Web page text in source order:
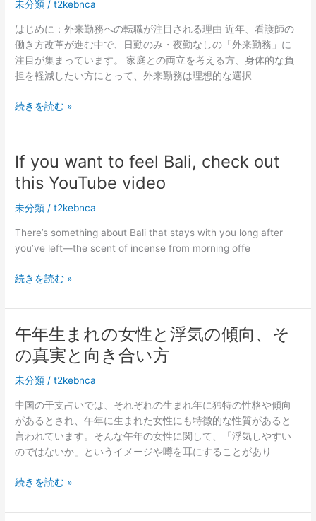
代
性
が
選
ぶ“素
美
ァ
ン
デ”の
秘
ミ
失
敗
し
な
安
き
る
業
者
見
抜
完
イ
未分類 /t2kebnca
はじめに：外来勤務への転職が注目される理由 近年、看護師の
働き方改革が進む中で、日勤のみ・夜勤なしの「外来勤務」に
注目が集まっています。 家庭との両立を考える方、身体的な負
担を軽減したい方にとって、外来勤務は理想的な選択
【2025
版】
来
勤
に
転
職
た
看
師
必
メ
リ
ッ
ト・
求
探
の
続きを読む »
If you want to feel Bali, check out
this YouTube video
未分類 /t2kebnca
There’s something about Bali that stays with you long after
you’ve left—the scent of incense from morning offe
If
want
to
feel
Bali,
out
this
YouTube
video
続きを読む »
午年生まれの女性と浮気の傾向、そ
の真実と向き合い方
未分類 /t2kebnca
中国の干支占いでは、それぞれの生まれ年に独特の性格や傾向
があるとされ、午年に生まれた女性にも特徴的な性質があると
言われています。そんな午年の女性に関して、「浮気しやすい
のではないか」というイメージや噂を耳にすることがあり
午
生
続きを読む »